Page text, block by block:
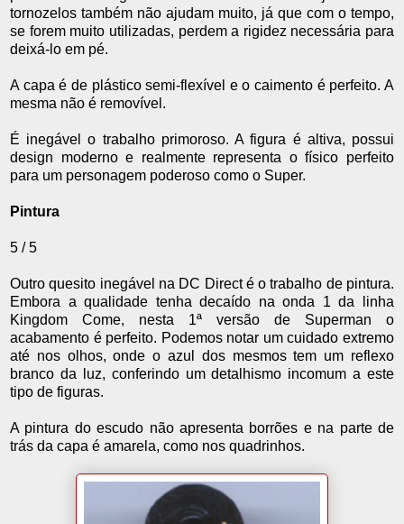
tornozelos também não ajudam muito, já que com o tempo,
se forem muito utilizadas, perdem a rigidez necessária para
deixá-lo em pé.
A capa é de plástico semi-flexível e o caimento é perfeito. A
mesma não é removível.
É inegável o trabalho primoroso. A figura é altiva, possui
design moderno e realmente representa o físico perfeito
para um personagem poderoso como o Super.
Pintura
5 / 5
Outro quesito inegável na DC Direct é o trabalho de pintura.
Embora a qualidade tenha decaído na onda 1 da linha
Kingdom Come, nesta 1ª versão de Superman o
acabamento é perfeito. Podemos notar um cuidado extremo
até nos olhos, onde o azul dos mesmos tem um reflexo
branco da luz, conferindo um detalhismo incomum a este
tipo de figuras.
A pintura do escudo não apresenta borrões e na parte de
trás da capa é amarela, como nos quadrinhos.